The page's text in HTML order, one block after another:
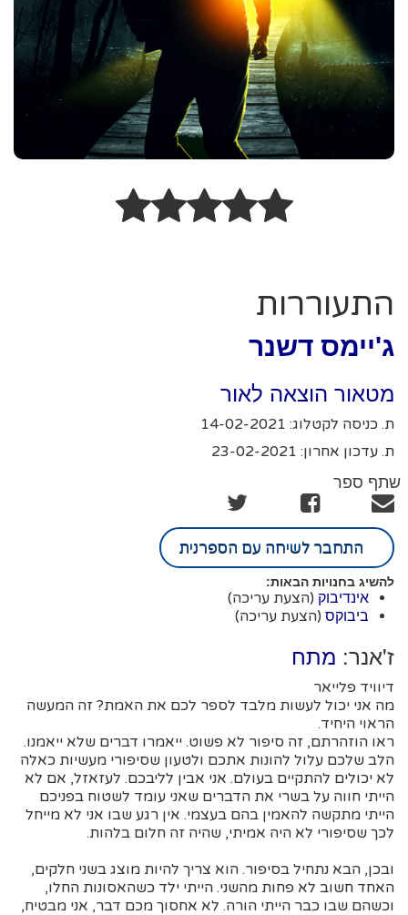
התעוררות
ג'יימס דשנר
מטאור הוצאה לאור
ת. כניסה לקטלוג: 14-02-2021
ת. עדכון אחרון: 23-02-2021
שתף ספר
התחבר לשיחה עם הספרנית
להשיג בחנויות הבאות:
אינדיבוק (הצעת עריכה)
ביבוקס (הצעת עריכה)
ז'אנר: מתח
דיוויד פלייאר
מה אני יכול לעשות מלבד לספר לכם את האמת? זה המעשה
הראוי היחיד.
ראו הוזהרתם, זה סיפור לא פשוט. ייאמרו דברים שלא ייאמנו.
הלב שלכם עלול להונות אתכם ולטעון שסיפורי מעשיות כאלה
לא יכולים להתקיים בעולם. אני אבין לליבכם. לעזאזל, אם לא
הייתי חווה על בשרי את הדברים שאני עומד לשטוח בפניכם
הייתי מתקשה להאמין בהם בעצמי. אין רגע שבו אני לא מייחל
לכך שסיפורי לא היה אמיתי, שהיה זה חלום בלהות.
ובכן, הבא נתחיל בסיפור. הוא צריך להיות מוצג בשני חלקים,
האחד חשוב לא פחות מהשני. הייתי ילד כשהאסונות החלו,
וכשהם שבו כבר הייתי הורה. לא אחסוך מכם דבר, אני מבטיח,